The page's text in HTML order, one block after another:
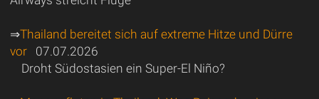
⇒Thailand bereitet sich auf extreme Hitze und Dürre
vor07.07.2026
Droht Südostasien ein Super-El Niño?